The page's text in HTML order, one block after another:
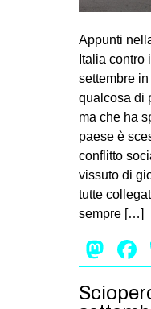
Appunti
Italia contro
settembre
qualcosa di
ma che ha
paese è
conflitto
vissuto di
tutte
sempre […]